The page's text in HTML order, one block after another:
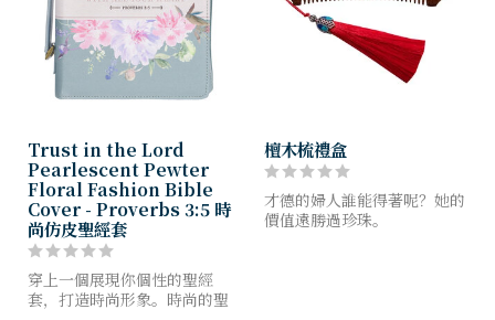
Trust in the Lord
Pearlescent Pewter
Floral Fashion Bible
Cover - Proverbs 3:5 時
尚仿皮聖經套
穿上一個展現你個性的聖經
套，打造時尚形象。時尚的聖
檀木梳禮盒
才德的婦人誰能得著呢？她的
價值遠勝過珍珠。